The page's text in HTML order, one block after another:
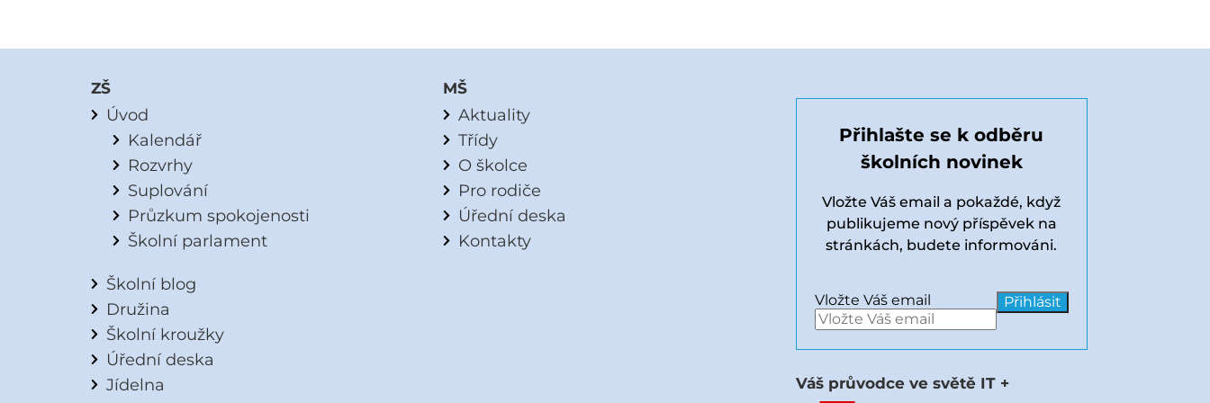
ZŠ
Úvod
Kalendář
Rozvrhy
Suplování
Průzkum spokojenosti
Školní parlament
Školní blog
Družina
Školní kroužky
Úřední deska
Jídelna
MŠ
Aktuality
Třídy
O školce
Pro rodiče
Úřední deska
Kontakty
Přihlašte se k odběru
školních novinek
Vložte Váš email a pokaždé, když
publikujeme nový příspěvek na
stránkách, budete informováni.
Vložte Váš email
Váš průvodce ve světě IT +